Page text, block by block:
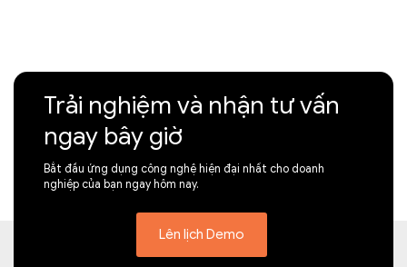
Trải nghiệm và nhận tư vấn
ngay bây giờ
Bắt đầu ứng dụng công nghệ hiện đại nhất cho doanh
nghiệp của bạn ngay hôm nay.
Lên lịch Demo